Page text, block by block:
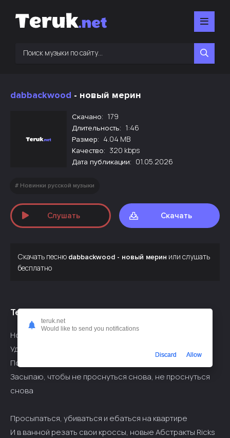
dabbackwood - новый мерин
Скачано: 179
Длительность: 1:46
Размер: 4.04 MB
Качество: 320 kbps
Дата публикации: 01.05.2026
Новинки русской музыки
Слушать Скачать
Скачать песню dabbackwood - новый мерин или слушать
бесплатно
Текст припева:
Но-новый Мерин довезёт тебя до дома, ты готова
Удалить все фотки с нашего альбома, нужен повод
Показать всё тело нашему району и я снова
Засыпаю, чтобы не проснуться снова, не проснуться
снова
Просыпаться, убиваться и ебаться на квартире
И в ванной резать свои кроссы, новые Абстракты Ricks
teruk.net
Would like to send you notifications
Discard Allow